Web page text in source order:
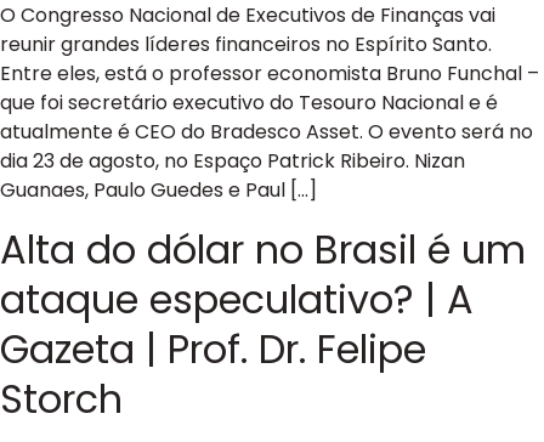
O Congresso Nacional de Executivos de Finanças vai
reunir grandes líderes financeiros no Espírito Santo.
Entre eles, está o professor economista Bruno Funchal –
que foi secretário executivo do Tesouro Nacional e é
atualmente é CEO do Bradesco Asset. O evento será no
dia 23 de agosto, no Espaço Patrick Ribeiro. Nizan
Guanaes, Paulo Guedes e Paul […]
Alta do dólar no Brasil é um
ataque especulativo? | A
Gazeta | Prof. Dr. Felipe
Storch